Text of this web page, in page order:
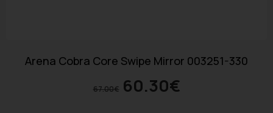
Arena Cobra Core Swipe Mirror 003251-330
67.00€ 60.30€